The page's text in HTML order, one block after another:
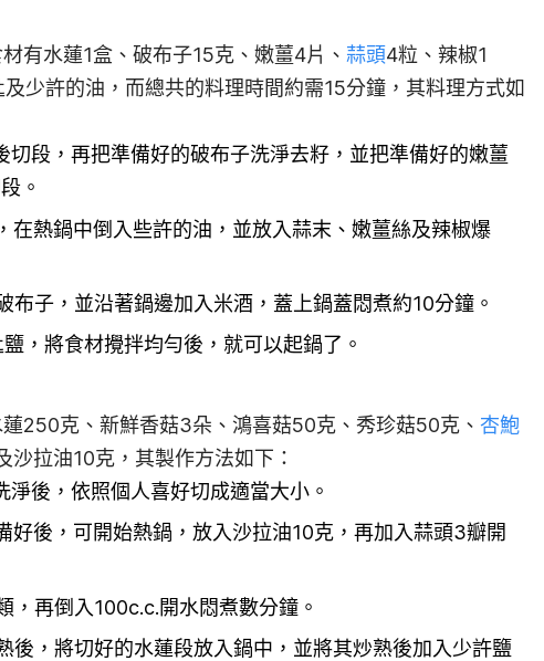
有水蓮1盒、破布子15克、嫩薑4片、 蒜頭4粒、辣椒1
少許的油，而總共的料理時間約需15分鐘，其料理方式如
切段，再把準備好的破布子洗淨去籽，並把準備好的嫩薑
。
在熱鍋中倒入些許的油，並放入蒜末、嫩薑絲及辣椒爆
布子，並沿著鍋邊加入米酒，蓋上鍋蓋悶煮約10分鐘。
鹽，將食材攪拌均勻後，就可以起鍋了。
250克、新鮮香菇3朵、鴻喜菇50克、秀珍菇50克、 杏鮑
拉油10克，其製作方法如下：
淨後，依照個人喜好切成適當大小。
好後，可開始熱鍋，放入沙拉油10克，再加入蒜頭3瓣開
，再倒入100c.c.開水悶煮數分鐘。
後，將切好的水蓮段放入鍋中，並將其炒熟後加入少許鹽